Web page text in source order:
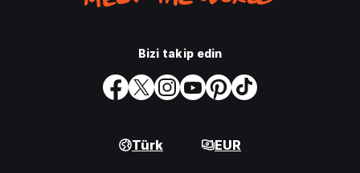
Bizi takip edin
Türk EUR